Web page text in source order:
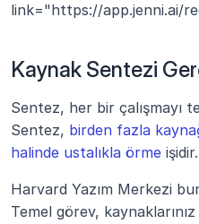
link="https://app.jenni.ai/
Kaynak Sentezi
Sentez, her bir çalışmayı
Sentez, birden fazla
halinde ustalıkla örme işidir.
Harvard Yazım Merkezi
Temel görev,